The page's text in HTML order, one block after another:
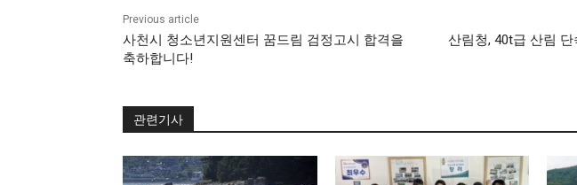
Previous article
사천시 청소년지원센터 꿈드림 검정고시 합격을
축하합니다!
산림청, 40t급 산림
관련기사